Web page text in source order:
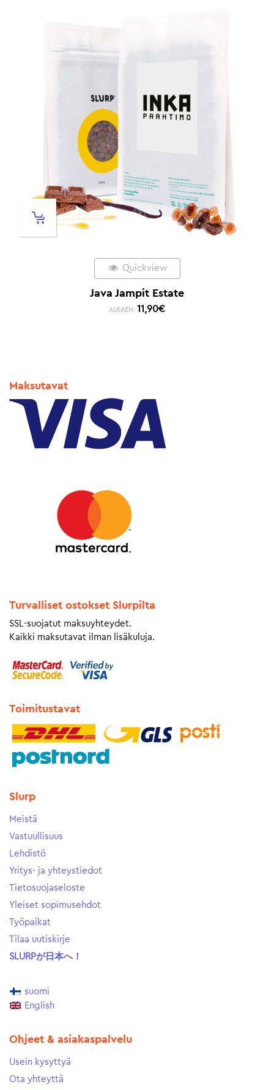
Quickview
Java Jampit Estate
ALKAEN: 11,90€
Maksutavat
Turvalliset ostokset Slurpilta
SSL-suojatut maksuyhteydet.
Kaikki maksutavat ilman lisäkuluja.
Toimitustavat
Slurp
Meistä
Vastuullisuus
Lehdistö
Yritys- ja yhteystiedot
Tietosuojaseloste
Yleiset sopimusehdot
Työpaikat
Tilaa uutiskirje
SLURPが日本へ！
suomi
English
Ohjeet & asiakaspalvelu
Usein kysyttyä
Ota yhteyttä